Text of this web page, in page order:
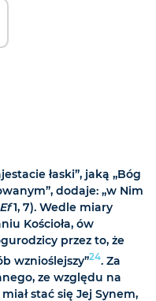
łaski”, jaką „Bóg
dodaje: „w Nim
Ef1, 7). Wedle miary
Kościoła, ów
przez to, że
wznioślejszy”24. Za
ze względu na
stać się Jej Synem,